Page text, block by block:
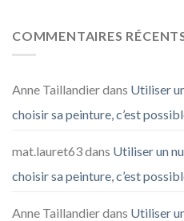
COMMENTAIRES
Anne Taillandierdans Utiliser
choisir sa peinture, c’est
mat.lauret63dans Utiliser un
choisir sa peinture, c’est
Anne Taillandierdans Utiliser